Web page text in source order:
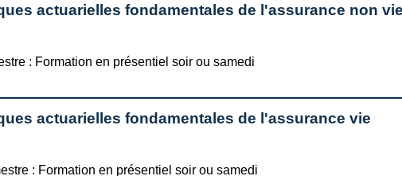
actuarielles fondamentales de l'assurance non vie
: Formation en présentiel soir ou samedi
actuarielles fondamentales de l'assurance vie
: Formation en présentiel soir ou samedi